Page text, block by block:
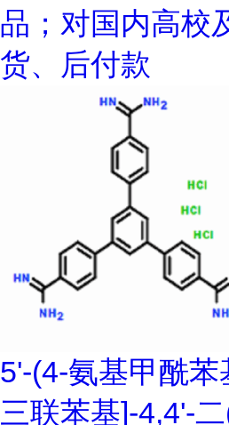
品；对国内高校
货、后付款
5'-(4-氨基甲酰苯
三联苯基]-4,4'-